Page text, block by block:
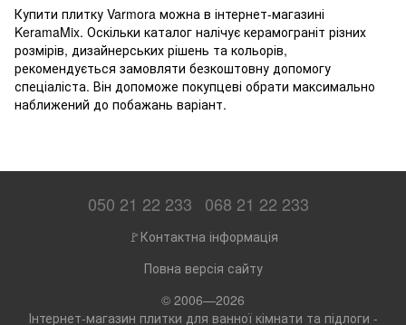
Купити плитку Varmora можна в інтернет-магазині
KeramaMix. Оскільки каталог налічує керамограніт різних
розмірів, дизайнерських рішень та кольорів,
рекомендується замовляти безкоштовну допомогу
спеціаліста. Він допоможе покупцеві обрати максимально
наближений до побажань варіант.
050 21 22 233 068 21 22 233
🚩Контактна інформація
Повна версія сайту
© 2006—2026
Інтернет-магазин плитки для ванної кімнати та підлоги -